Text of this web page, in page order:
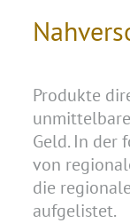
Produkte
Geld. In der
von
die
aufgelistet.